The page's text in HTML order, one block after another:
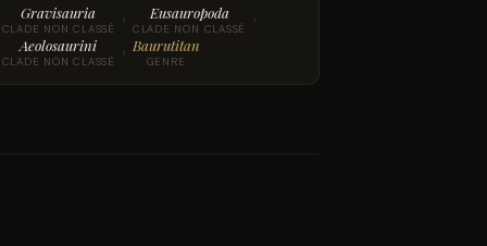
Gravisauria
CLADE NON CLASSÉ › Eusauropoda
CLADE NON CLASSÉ ›
Aeolosaurini
CLADE NON CLASSÉ › Baurutitan
GENRE